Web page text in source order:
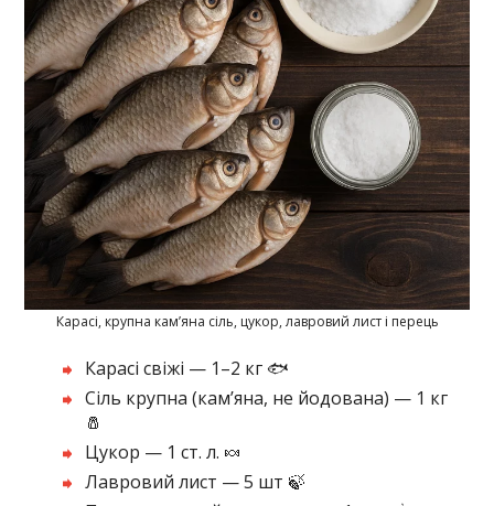
Карасі, крупна кам’яна сіль, цукор, лавровий лист і перець
Карасі свіжі — 1–2 кг 🐟
Сіль крупна (кам’яна, не йодована) — 1 кг
🧂
Цукор — 1 ст. л. 🍬
Лавровий лист — 5 шт 🍃